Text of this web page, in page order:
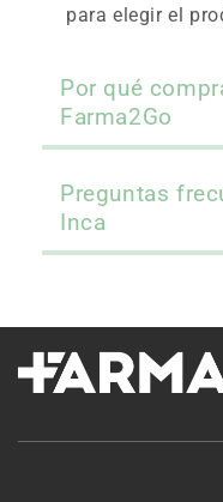
para elegir el
Por qué
Farma2Go
Preguntas
Inca